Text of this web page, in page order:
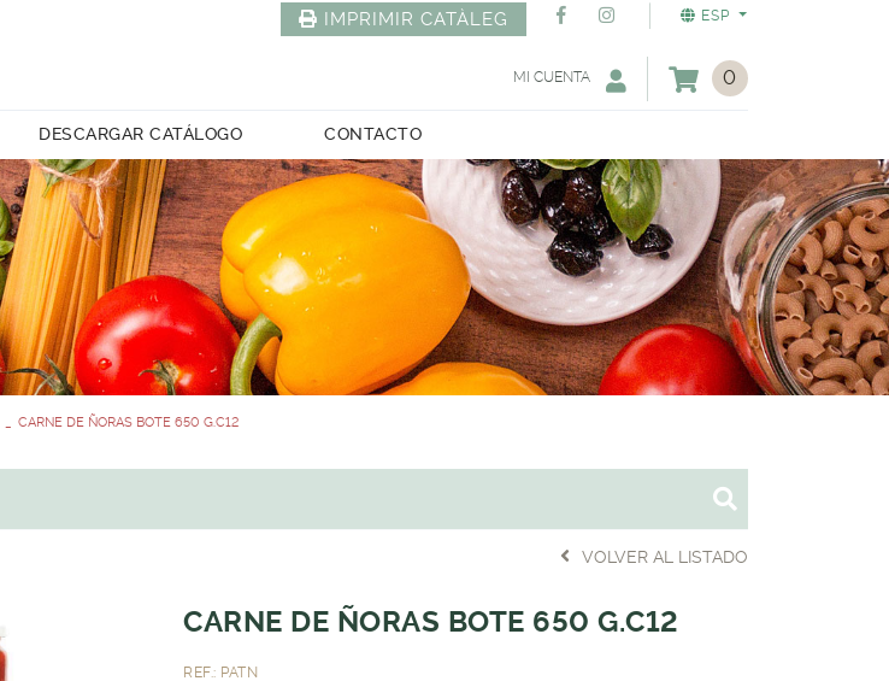
ESP
IMPRIMIR CATÀLEG
0
MI CUENTA
DESCARGAR CATÁLOGO CONTACTO
CARNE DE ÑORAS BOTE 650 G.C12
VOLVER AL LISTADO
CARNE DE ÑORAS BOTE 650 G.C12
REF.: PATN